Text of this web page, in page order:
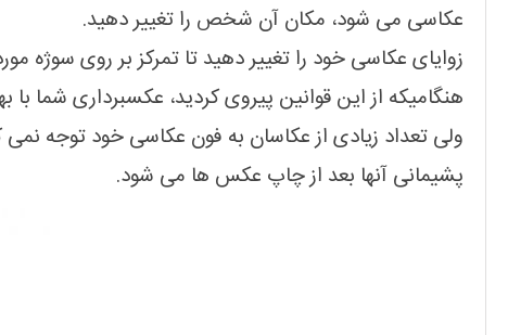
عکاسی می شود، مکان آن شخص را تغییر دهید.
زوایای عکاسی خود را تغییر دهید تا تمرکز بر روی سوژه
هنگامیکه از این قوانین پیروی کردید، عکسبرداری شما
ولی تعداد زیادی از عکاسان به فون عکاسی خود توجه
پشیمانی آنها بعد از چاپ عکس ها می شود.